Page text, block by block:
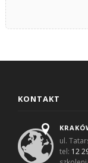
KONTAKT
ul.
tel: 12